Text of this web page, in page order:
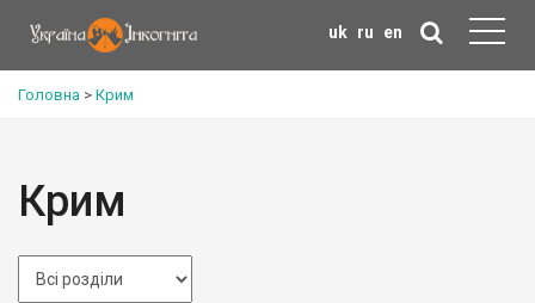
uk ru en
Головна > Крим
Крим